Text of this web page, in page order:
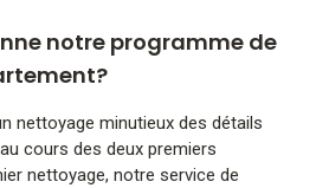
notre programme de
nettoyage minutieux des détails
cours des deux premiers
nettoyage, notre service de